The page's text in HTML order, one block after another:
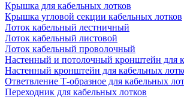
Крышка для кабельных лотков
Крышка угловой секции кабельных лотков
Лоток кабельный лестничный
Лоток кабельный листовой
Лоток кабельный проволочный
Настенный и потолочный кронштейн для
Настенный кронштейн для кабельных
Ответвление Т-образное для кабельных
Переходник для кабельных лотков